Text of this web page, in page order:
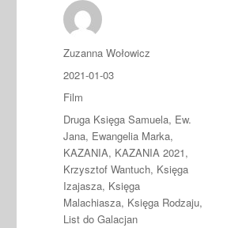
Autor
Zuzanna Wołowicz
Data
publikacji
2021-01-03
Format
Film
Kategorie
Druga Księga Samuela, Ew.
Jana, Ewangelia Marka,
KAZANIA, KAZANIA 2021,
Krzysztof Wantuch, Księga
Izajasza, Księga
Malachiasza, Księga Rodzaju,
List do Galacjan